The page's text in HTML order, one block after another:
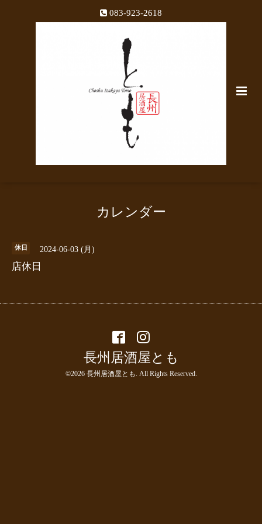
083-923-2618
カレンダー
休日 2024-06-03 (月)
店休日
長州居酒屋とも
©2026 長州居酒屋とも . All Rights Reserved.